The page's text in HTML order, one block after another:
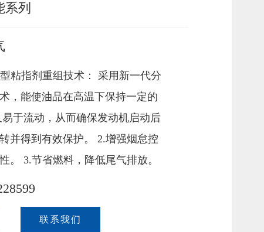
系列
粘指剂重组技术： 采用新一代分
，能使油品在高温下保持一定的
于流动，从而确保发动机启动后
并得到有效保护。 2.增强烟怠控
。 3.节省燃料，降低尾气排放。
联系我们